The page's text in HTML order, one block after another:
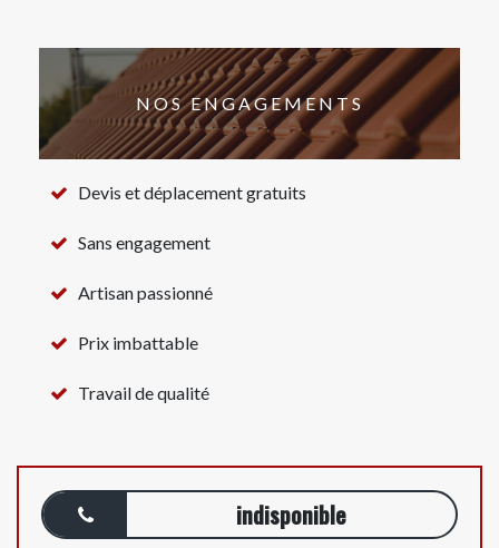
NOS ENGAGEMENTS
Devis et déplacement gratuits
Sans engagement
Artisan passionné
Prix imbattable
Travail de qualité
indisponible